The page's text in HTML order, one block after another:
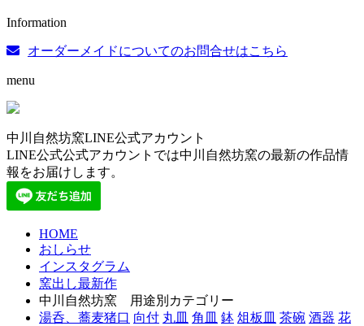
Information
オーダーメイドについてのお問合せはこちら
menu
中川自然坊窯LINE公式アカウント
LINE公式公式アカウントでは中川自然坊窯の最新の作品情
報をお届けします。
HOME
おしらせ
インスタグラム
窯出し最新作
中川自然坊窯 用途別カテゴリー
湯呑、蕎麦猪口 向付 丸皿 角皿 鉢 俎板皿 茶碗 酒器 花